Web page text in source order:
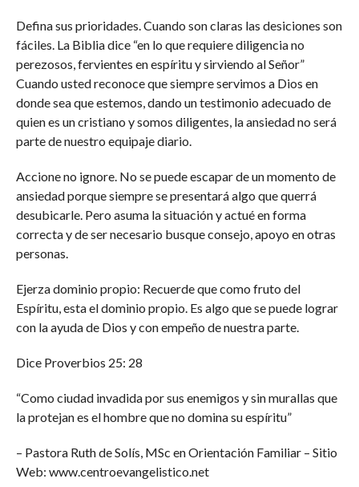
Defina sus prioridades. Cuando son claras las desiciones son
fáciles. La Biblia dice “en lo que requiere diligencia no
perezosos, fervientes en espíritu y sirviendo al Señor”
Cuando usted reconoce que siempre servimos a Dios en
donde sea que estemos, dando un testimonio adecuado de
quien es un cristiano y somos diligentes, la ansiedad no será
parte de nuestro equipaje diario.
Accione no ignore. No se puede escapar de un momento de
ansiedad porque siempre se presentará algo que querrá
desubicarle. Pero asuma la situación y actué en forma
correcta y de ser necesario busque consejo, apoyo en otras
personas.
Ejerza dominio propio: Recuerde que como fruto del
Espíritu, esta el dominio propio. Es algo que se puede lograr
con la ayuda de Dios y con empeño de nuestra parte.
Dice Proverbios 25: 28
“Como ciudad invadida por sus enemigos y sin murallas que
la protejan es el hombre que no domina su espíritu”
– Pastora Ruth de Solís, MSc en Orientación Familiar – Sitio
Web: www.centroevangelistico.net